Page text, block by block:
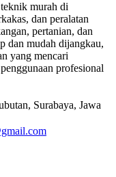
murah di
dan peralatan
pertanian, dan
dan mudah dijangkau,
yang mencari
profesional
Surabaya, Jawa